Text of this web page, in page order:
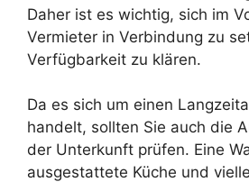
Daher ist es wichtig, sich im
Vermieter in Verbindung zu
Verfügbarkeit zu klären.
Da es sich um einen
handelt, sollten Sie auch die
der Unterkunft prüfen. Eine
ausgestattete Küche und